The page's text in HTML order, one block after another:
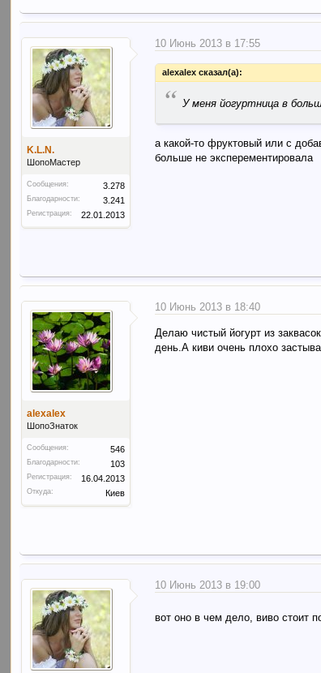
K.L.N.
ШопоМастер
Сообщения: 3.278
Благодарности: 3.241
Регистрация: 22.01.2013
10 Июнь 2013 в 17:55
alexalex сказал(а):
“ У меня йогуртница в
а какой-то фруктовый или с
больше не эксперементировала
alexalex
ШопоЗнаток
Сообщения: 546
Благодарности: 103
Регистрация: 16.04.2013
Откуда: Киев
10 Июнь 2013 в 18:40
Делаю чистый йогурт из
день.А киви очень плохо
10 Июнь 2013 в 19:00
вот оно в чем дело, виво стоит